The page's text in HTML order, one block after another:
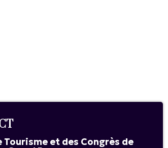
Tourisme et des Congrès de